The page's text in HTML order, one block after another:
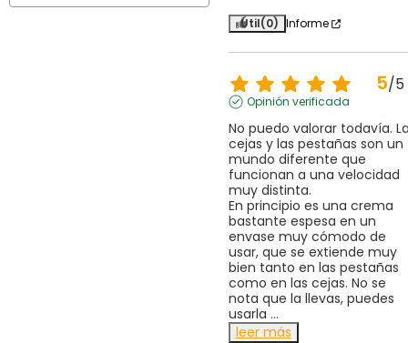
Útil(0) Informe
5/5
Opinión verificada
No puedo valorar todavía.
cejas y las pestañas son un
mundo diferente que
funcionan a una velocidad
muy distinta.
En principio es una crema
bastante espesa en un
envase muy cómodo de
usar, que se extiende muy
bien tanto en las pestañas
como en las cejas. No se
nota que la llevas, puedes
usarla ...
leer más